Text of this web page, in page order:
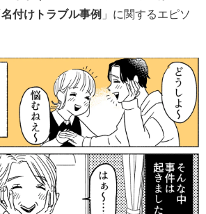
名付けトラブル事例 」に関するエピソ